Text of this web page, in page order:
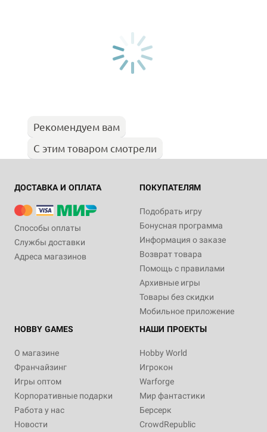
Рекомендуем вам
С этим товаром смотрели
ДОСТАВКА И ОПЛАТА
Способы оплаты
Службы доставки
Адреса магазинов
ПОКУПАТЕЛЯМ
Подобрать игру
Бонусная программа
Информация о заказе
Возврат товара
Помощь с правилами
Архивные игры
Товары без скидки
Мобильное приложение
HOBBY GAMES
О магазине
Франчайзинг
Игры оптом
Корпоративные подарки
Работа у нас
Новости
НАШИ ПРОЕКТЫ
Hobby World
Игрокон
Warforge
Мир фантастики
Берсерк
CrowdRepublic